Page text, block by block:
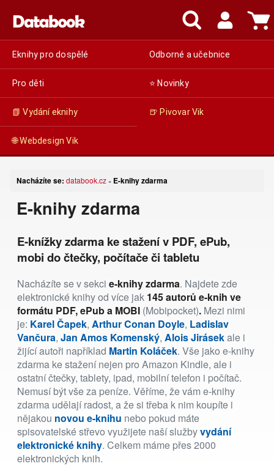
Eknihy pro dospělé Odborné a učebnice
Pro děti ⭐ Novinky
📗 Vydání eknihy 🍺 Pivovar Vik
🌐 Webdesign Vik
Nacházíte se: databook.cz » E-knihy zdarma
E-knihy zdarma
E-knížky zdarma ke stažení v PDF, ePub,
mobi do čtečky, počítače či tabletu
Nacházíte se v sekci e-knihy zdarma. Najdete zde
elektronické knihy od více jak 145 autorů e-knih ve
formátu PDF, ePub a MOBI (Mobipocket). Mezi nimi
je: Karel Čapek, Arthur Conan Doyle, Ladislav
Vančura, Jan Amos Komenský, Alois Jirásekale i
žijící autoři například Martin Koláček. Vše jako e-knihy
zdarma ke stažení nejen pro Amazon Kindle, ale i
ostatní čtečky, tablety, ipad, mobilní telefon i počítač.
Nemusí být vše za peníze. Věříme, že vám e-knihy
zdarma udělají radost, a že si třeba k nim koupíte i
nějakou novou e-knihu nebo pokud máte
spisovatelské střevo využijete naší službyvydání
elektronické knihy. Celkem máme přes 2000
elektronických knih.